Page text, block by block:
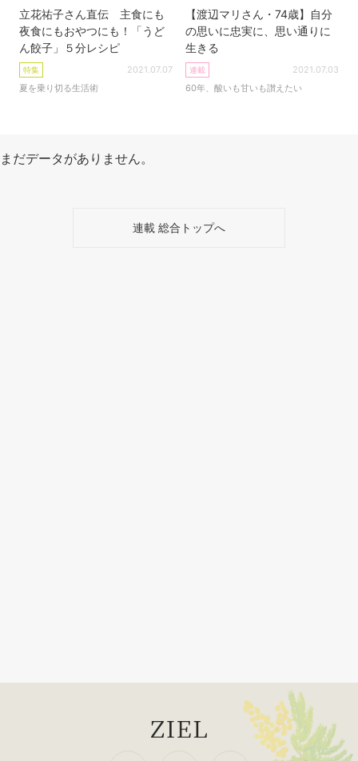
立花祐子さん直伝 主食にも
夜食にもおやつにも！「うど
ん餃子」５分レシピ
特集
夏を乗り切る生活術
2021.07.07
【渡辺マリさん・74歳】自分
の思いに忠実に、思い通りに
生きる
連載
60年、酸いも甘いも讃えたい
2021.07.03
まだデータがありません。
連載 総合トップへ